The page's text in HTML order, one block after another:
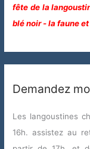
fête de la
blé noir - la faune
Demandez
Les langoustines
16h. assistez au